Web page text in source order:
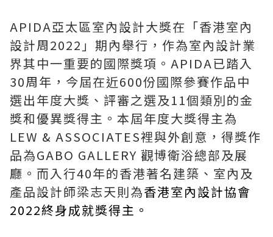
APIDA亞太區室內設計大獎在「香港室內
設計周2022」期內舉行，作為室內設計業
界其中一重要的國際獎項。APIDA已踏入
30周年，今屆在近600份國際參賽作品中
選出年度大獎、評審之選及11個類別的金
獎和優異獎得主。本屆年度大獎得主為
LEW & ASSOCIATES裡與外創意，得獎作
品為GABO GALLERY 觀博衛浴總部及展
廳。而入行40年的香港著名建築、室內及
產品設計師梁志天則為香港室內設計協會
2022終身成就獎得主。